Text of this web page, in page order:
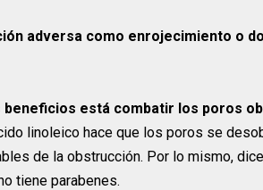
adversa como enrojecimiento o
beneficios está combatir los poros
linoleico hace que los poros se
de la obstrucción. Por lo mismo,
tiene parabenes.